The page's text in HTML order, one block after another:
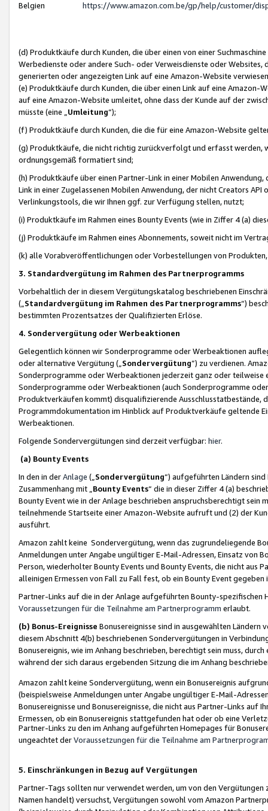
Belgien
https://www.amazon.com.be/gp/help/customer/
(d) Produktkäufe durch Kunden, die über einen von einer
Werbedienste oder andere Such- oder Verweisdienste oder Websites,
generierten oder angezeigten Link auf eine Amazon-Website
(e) Produktkäufe durch Kunden, die über einen Link auf eine
auf eine Amazon-Website umleitet, ohne dass der Kunde auf der
müsste (eine „ Umleitung“);
(f) Produktkäufe durch Kunden, die die für eine Amazon-Website
(g) Produktkäufe, die nicht richtig zurückverfolgt und erfasst werden,
ordnungsgemäß formatiert sind;
(h) Produktkäufe über einen Partner-Link in einer Mobilen
Link in einer Zugelassenen Mobilen Anwendung, der nicht Creators
Verlinkungstools, die wir Ihnen ggf. zur Verfügung stellen, nutzt;
(i) Produktkäufe im Rahmen eines Bounty Events (wie in Ziffer 4 (a)
(j) Produktkäufe im Rahmen eines Abonnements, soweit nicht im
(k) alle Vorabveröffentlichungen oder Vorbestellungen von
3. Standardvergütung im Rahmen des Partnerprogramms
Vorbehaltlich der in diesem Vergütungskatalog beschriebenen
(„ Standardvergütung im Rahmen des Partnerprogramms“)
bestimmten Prozentsatzes der Qualifizierten Erlöse.
4. Sondervergütung oder Werbeaktionen
Gelegentlich können wir Sonderprogramme oder Werbeaktionen
oder alternative Vergütung („ Sondervergütung”) zu verdienen.
Sonderprogramme oder Werbeaktionen jederzeit ganz oder
Sonderprogramme oder Werbeaktionen (auch Sonderprogramme
Produktverkäufen kommt) disqualifizierende Ausschlusstatbestände,
Programmdokumentation im Hinblick auf Produktverkäufe geltende
Werbeaktionen.
Folgende Sondervergütungen sind derzeit verfügbar: hier.
(a) Bounty Events
In den in derAnlage („ Sondervergütung“) aufgeführten Ländern
Zusammenhang mit „ Bounty Events“ die in dieser Ziffer 4 (a)
Bounty Event wie in der Anlage beschrieben anspruchsberechtigt sein
teilnehmende Startseite einer Amazon-Website aufruft und (2) der
ausführt.
Amazon zahlt keine Sondervergütung, wenn das zugrundeliegende
Anmeldungen unter Angabe ungültiger E-Mail-Adressen, Einsatz von
Person, wiederholter Bounty Events und Bounty Events, die nicht
alleinigen Ermessen von Fall zu Fall fest, ob ein Bounty Event
Partner-Links auf die in der Anlage aufgeführten Bounty-spezifischen
Voraussetzungen für die Teilnahme am Partnerprogramm erlaubt.
(b) Bonus-Ereignisse Bonusereignisse sind in ausgewählten Ländern
diesem Abschnitt 4(b) beschriebenen Sondervergütungen in
Bonusereignis, wie im Anhang beschrieben, berechtigt sein muss,
während der sich daraus ergebenden Sitzung die im Anhang
Amazon zahlt keine Sondervergütung, wenn ein Bonusereignis
(beispielsweise Anmeldungen unter Angabe ungültiger E-Mail-
Bonusereignisse und Bonusereignisse, die nicht aus Partner-Links auf
Ermessen, ob ein Bonusereignis stattgefunden hat oder ob eine
Partner-Links zu den im Anhang aufgeführten Homepages für
ungeachtet derVoraussetzungen für die Teilnahme am
5. Einschränkungen in Bezug auf Vergütungen
Partner-Tags sollten nur verwendet werden, um von den
Namen handelt) versuchst, Vergütungen sowohl vom Amazon